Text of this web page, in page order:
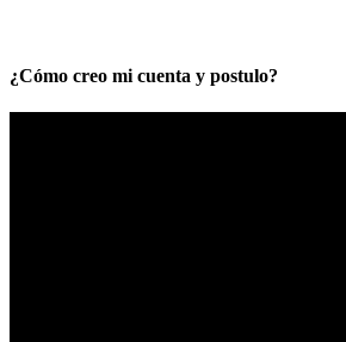
¿Cómo creo mi cuenta y postulo?